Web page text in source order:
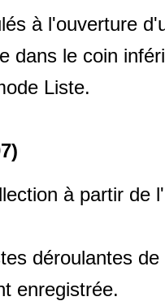
à l'ouverture
dans le coin
Liste.
à partir de
déroulantes
enregistrée.